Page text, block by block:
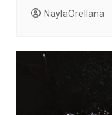
NaylaOrellana